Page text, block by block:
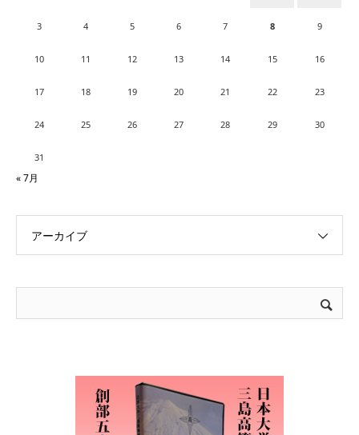
3 4 5 6 7 8 9
10 11 12 13 14 15 16
17 18 19 20 21 22 23
24 25 26 27 28 29 30
31
« 7月
アーカイブ